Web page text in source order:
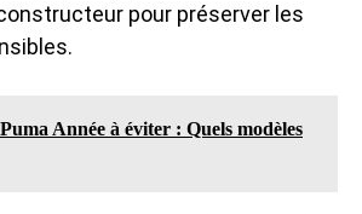
pour préserver les
Année à éviter : Quels modèles